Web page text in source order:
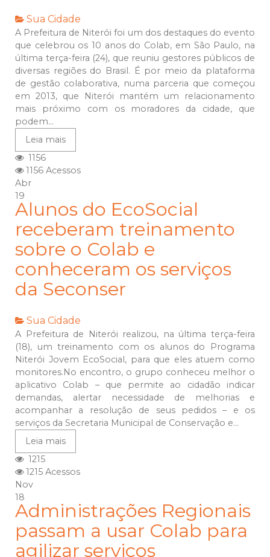
Sua Cidade
A Prefeitura de Niterói foi um dos destaques do evento
que celebrou os 10 anos do Colab, em São Paulo, na
última terça-feira (24), que reuniu gestores públicos de
diversas regiões do Brasil. É por meio da plataforma
de gestão colaborativa, numa parceria que começou
em 2013, que Niterói mantém um relacionamento
mais próximo com os moradores da cidade, que
podem...
Leia mais
1156
1156 Acessos
Abr
19
Alunos do EcoSocial
receberam treinamento
sobre o Colab e
conheceram os serviços
da Seconser
Sua Cidade
A Prefeitura de Niterói realizou, na última terça-feira
(18), um treinamento com os alunos do Programa
Niterói Jovem EcoSocial, para que eles atuem como
monitores.No encontro, o grupo conheceu melhor o
aplicativo Colab – que permite ao cidadão indicar
demandas, alertar necessidade de melhorias e
acompanhar a resolução de seus pedidos – e os
serviços da Secretaria Municipal de Conservação e...
Leia mais
1215
1215 Acessos
Nov
18
Administrações Regionais
passam a usar Colab para
agilizar serviços